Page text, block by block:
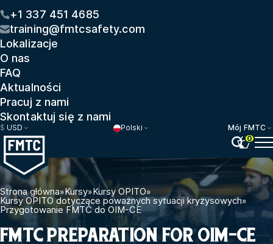
+1 337 451 4685
training@fmtcsafety.com
Lokalizacje
O nas
FAQ
Aktualności
Pracuj z nami
Skontaktuj się z nami
$ USD Polski
Mój FMTC
0
Strona główna»Kursy»Kursy OPITO»
Kursy OPITO dotyczące poważnych sytuacji kryzysowych»
Przygotowanie FMTC do OIM-CE
FMTC PREPARATION FOR OIM-CE